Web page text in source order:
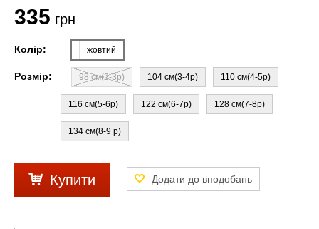
335 грн
Колір: жовтий
Розмір: 98 см(2-3р) 104 см(3-4р) 110 см(4-5р)
116 см(5-6р) 122 см(6-7р) 128 см(7-8р)
134 см(8-9 р)
Купити